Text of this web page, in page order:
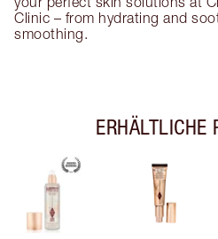
Clinic – from hydrating and
smoothing.
ERHÄLTLICHE